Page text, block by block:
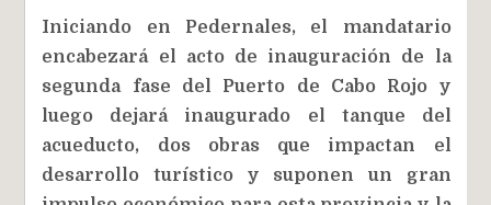
Iniciando en Pedernales, el mandatario
encabezará el acto de inauguración de la
segunda fase del Puerto de Cabo Rojo y
luego dejará inaugurado el tanque del
acueducto, dos obras que impactan el
desarrollo turístico y suponen un gran